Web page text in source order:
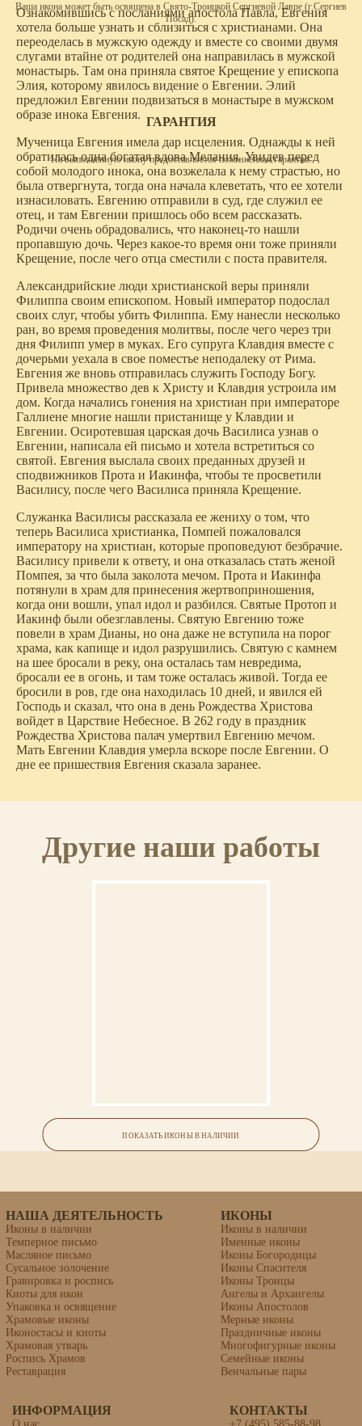
Ваша икона может быть освящена в Свято-Троицкой Сергиевой Лавре (г.Сергиев
Посад).
ГАРАНТИЯ
На выполненную икону предоставляется пожизненная гарантия.
Ознакомившись с посланиями апостола Павла, Евгения
хотела больше узнать и сблизиться с христианами. Она
переоделась в мужскую одежду и вместе со своими двумя
слугами втайне от родителей она направилась в мужской
монастырь. Там она приняла святое Крещение у епископа
Элия, которому явилось видение о Евгении. Элий
предложил Евгении подвизаться в монастыре в мужском
образе инока Евгения.
Мученица Евгения имела дар исцеления. Однажды к ней
обратилась одна богатая вдова Мелания. Увидев перед
собой молодого инока, она возжелала к нему страстью, но
была отвергнута, тогда она начала клеветать, что ее хотели
изнасиловать. Евгению отправили в суд, где служил ее
отец, и там Евгении пришлось обо всем рассказать.
Родичи очень обрадовались, что наконец-то нашли
пропавшую дочь. Через какое-то время они тоже приняли
Крещение, после чего отца сместили с поста правителя.
Александрийские люди христианской веры приняли
Филиппа своим епископом. Новый император подослал
своих слуг, чтобы убить Филиппа. Ему нанесли несколько
ран, во время проведения молитвы, после чего через три
дня Филипп умер в муках. Его супруга Клавдия вместе с
дочерьми уехала в свое поместье неподалеку от Рима.
Евгения же вновь отправилась служить Господу Богу.
Привела множество дев к Христу и Клавдия устроила им
дом. Когда начались гонения на христиан при императоре
Галлиене многие нашли пристанище у Клавдии и
Евгении. Осиротевшая царская дочь Василиса узнав о
Евгении, написала ей письмо и хотела встретиться со
святой. Евгения выслала своих преданных друзей и
сподвижников Прота и Иакинфа, чтобы те просветили
Василису, после чего Василиса приняла Крещение.
Служанка Василисы рассказала ее жениху о том, что
теперь Василиса христианка, Помпей пожаловался
императору на христиан, которые проповедуют безбрачие.
Василису привели к ответу, и она отказалась стать женой
Помпея, за что была заколота мечом. Прота и Иакинфа
потянули в храм для принесения жертвоприношения,
когда они вошли, упал идол и разбился. Святые Протоп и
Иакинф были обезглавлены. Святую Евгению тоже
повели в храм Дианы, но она даже не вступила на порог
храма, как капище и идол разрушились. Святую с камнем
на шее бросали в реку, она осталась там невредима,
бросали ее в огонь, и там тоже осталась живой. Тогда ее
бросили в ров, где она находилась 10 дней, и явился ей
Господь и сказал, что она в день Рождества Христова
войдет в Царствие Небесное. В 262 году в праздник
Рождества Христова палач умертвил Евгению мечом.
Мать Евгении Клавдия умерла вскоре после Евгении. О
дне ее пришествия Евгения сказала заранее.
Другие наши работы
Венчальная пара #29
золочение 960 пр., темперное письмо.
Стоимость (в наличии): 82000
ПОКАЗАТЬ ИКОНЫ В НАЛИЧИИ
НАША ДЕЯТЕЛЬНОСТЬ
Иконы в наличии
Темперное письмо
Масляное письмо
Сусальное золочение
Гравировка и роспись
Киоты для икон
Упаковка и освящение
Храмовые иконы
Иконостасы и киоты
Храмовая утварь
Роспись Храмов
Реставрация
ИКОНЫ
Иконы в наличии
Именные иконы
Иконы Богородицы
Иконы Спасителя
Иконы Троицы
Ангелы и Архангелы
Иконы Апостолов
Мерные иконы
Праздничные иконы
Многофигурные иконы
Семейные иконы
Венчальные пары
ИНФОРМАЦИЯ КОНТАКТЫ